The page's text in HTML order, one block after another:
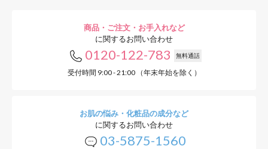
商品・ご注文・お手入れなど
に関するお問い合わせ
0120-122-783 無料通話
受付時間 9:00 - 21:00 （年末年始を除く）
お肌の悩み・化粧品の成分など
に関するお問い合わせ
03-5875-1560